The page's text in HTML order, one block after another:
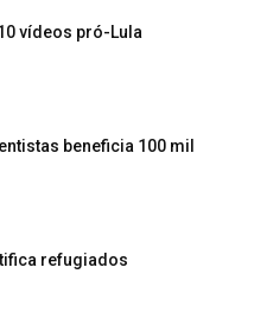
vídeos pró-Lula
beneficia 100 mil
refugiados